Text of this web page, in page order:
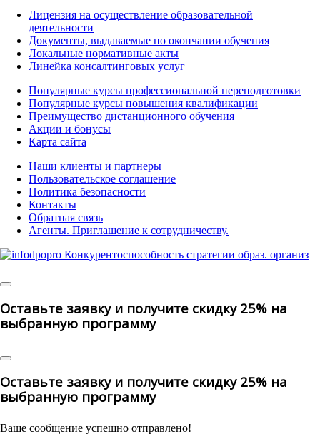
Лицензия на осуществление образовательной
деятельности
Документы, выдаваемые по окончании обучения
Локальные нормативные акты
Линейка консалтинговых услуг
Популярные курсы профессиональной переподготовки
Популярные курсы повышения квалификации
Преимущество дистанционного обучения
Акции и бонусы
Карта сайта
Наши клиенты и партнеры
Пользовательское соглашение
Политика безопасности
Контакты
Обратная связь
Агенты. Приглашение к сотрудничеству.
Оставьте заявку и получите скидку 25% на
выбранную программу
Оставьте заявку и получите скидку 25% на
выбранную программу
Ваше сообщение успешно отправлено!